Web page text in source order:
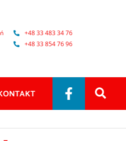
+48 33 483 34 76
+48 33 854 76 96